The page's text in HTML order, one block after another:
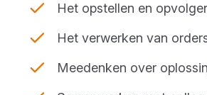
Het opstellen en
Het verwerken van
Meedenken over